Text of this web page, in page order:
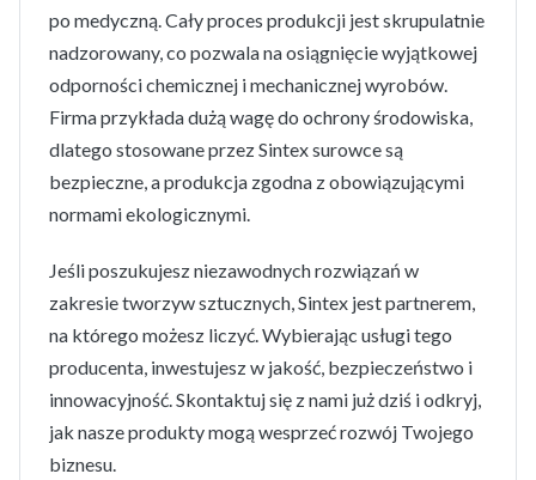
po medyczną. Cały proces produkcji jest skrupulatnie
nadzorowany, co pozwala na osiągnięcie wyjątkowej
odporności chemicznej i mechanicznej wyrobów.
Firma przykłada dużą wagę do ochrony środowiska,
dlatego stosowane przez Sintex surowce są
bezpieczne, a produkcja zgodna z obowiązującymi
normami ekologicznymi.
Jeśli poszukujesz niezawodnych rozwiązań w
zakresie tworzyw sztucznych, Sintex jest partnerem,
na którego możesz liczyć. Wybierając usługi tego
producenta, inwestujesz w jakość, bezpieczeństwo i
innowacyjność. Skontaktuj się z nami już dziś i odkryj,
jak nasze produkty mogą wesprzeć rozwój Twojego
biznesu.